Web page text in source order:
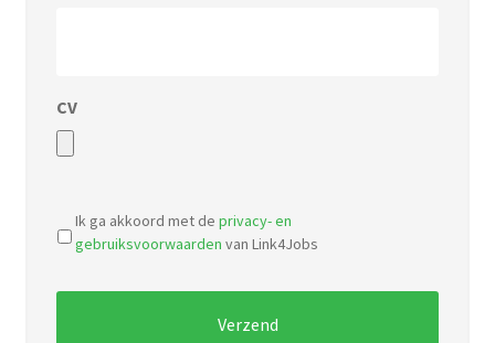
CV
types:
pdf,
doc.
Ik ga akkoord met de privacy- en
gebruiksvoorwaarden van Link4Jobs